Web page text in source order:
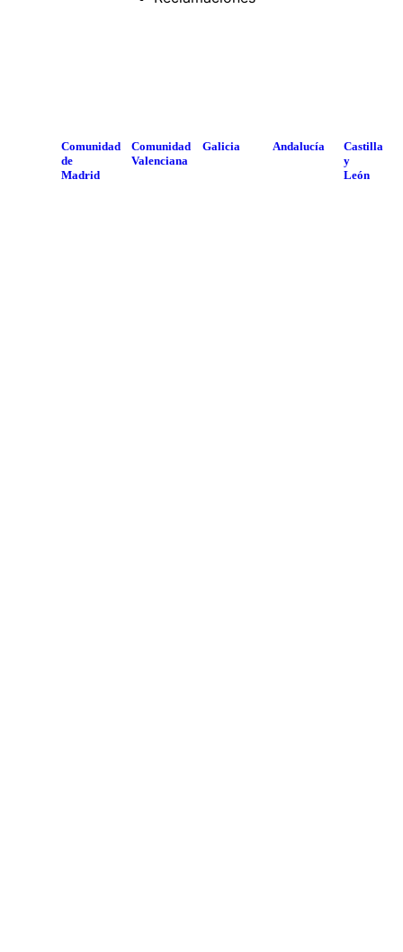
Comunidad
de
Madrid
Comunidad
Valenciana
Galicia Andalucía
Castilla
y
León